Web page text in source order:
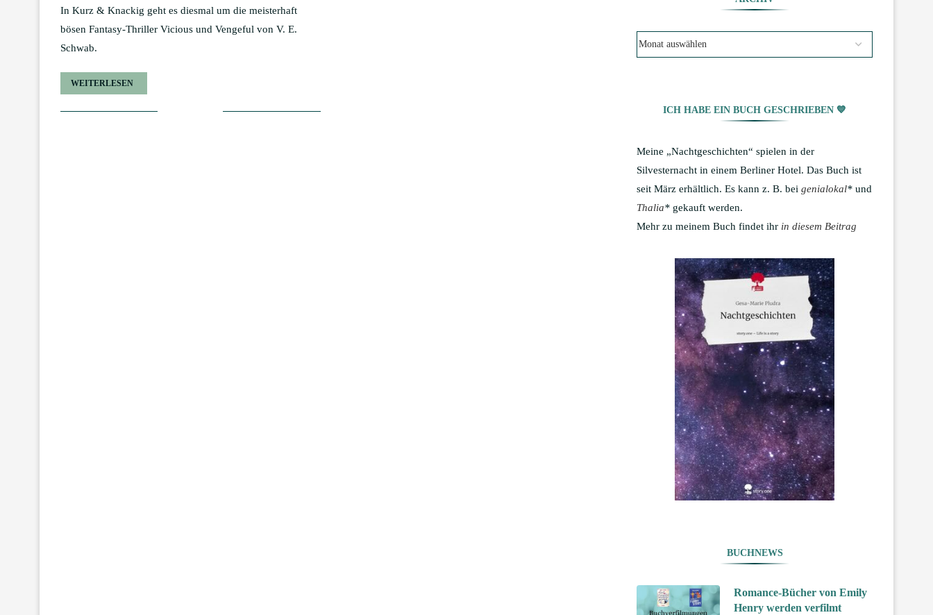
In Kurz & Knackig geht es diesmal um die meisterhaft
bösen Fantasy-Thriller Vicious und Vengeful von V. E.
Schwab.
WEITERLESEN
ICH HABE EIN BUCH GESCHRIEBEN 💙
Meine „Nachtgeschichten“ spielen in der
Silvesternacht in einem Berliner Hotel. Das Buch ist
seit März erhältlich. Es kann z. B. bei genialokal* und
Thalia* gekauft werden.
Mehr zu meinem Buch findet ihr in diesem Beitrag
BUCHNEWS
Romance-Bücher von Emily
Henry werden verfilmt